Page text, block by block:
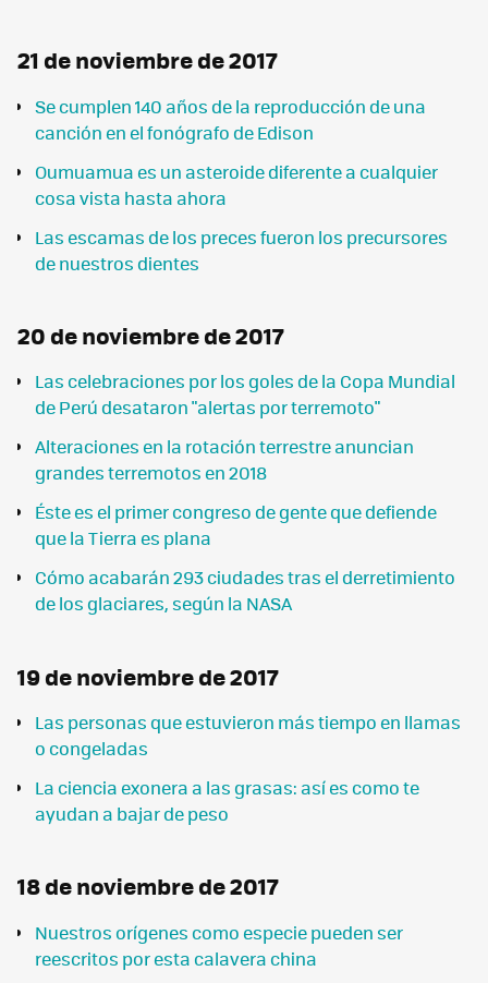
21 de noviembre de 2017
Se cumplen 140 años de la reproducción de una
canción en el fonógrafo de Edison
Oumuamua es un asteroide diferente a cualquier
cosa vista hasta ahora
Las escamas de los preces fueron los precursores
de nuestros dientes
20 de noviembre de 2017
Las celebraciones por los goles de la Copa Mundial
de Perú desataron "alertas por terremoto"
Alteraciones en la rotación terrestre anuncian
grandes terremotos en 2018
Éste es el primer congreso de gente que defiende
que la Tierra es plana
Cómo acabarán 293 ciudades tras el derretimiento
de los glaciares, según la NASA
19 de noviembre de 2017
Las personas que estuvieron más tiempo en llamas
o congeladas
La ciencia exonera a las grasas: así es como te
ayudan a bajar de peso
18 de noviembre de 2017
Nuestros orígenes como especie pueden ser
reescritos por esta calavera china